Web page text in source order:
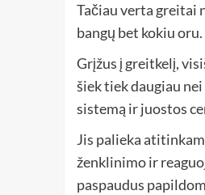
Tačiau verta greitai
bangų bet kokiu oru.
Grįžus į greitkelį,
šiek tiek daugiau
sistemą ir juostos
Jis palieka
ženklinimo ir
paspaudus